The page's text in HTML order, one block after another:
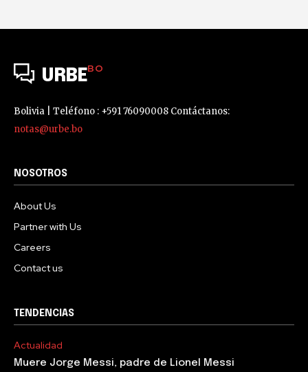
URBEBO
Bolivia | Teléfono : +591 76090008 Contáctanos:
notas@urbe.bo
NOSOTROS
About Us
Partner with Us
Careers
Contact us
TENDENCIAS
Actualidad
Muere Jorge Messi, padre de Lionel Messi